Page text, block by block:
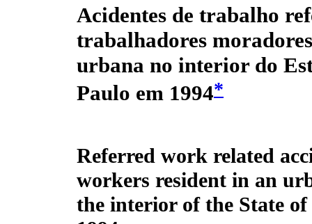
Acidentes de trabalho
trabalhadores
urbana no interior do
Paulo em 1994*
Referred work related
workers resident in an
the interior of the State of